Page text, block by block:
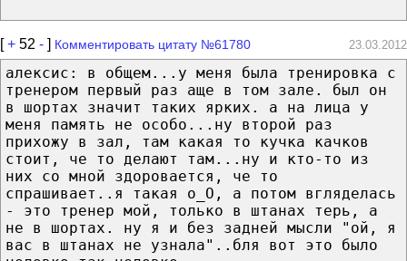
[+ 52 - ] Комментировать цитату №61780 23.03.2012
алексис: в общем...у меня была тренировка с
тренером первый раз аще в том зале. был он
в шортах значит таких ярких. а на лица у
меня память не особо...ну второй раз
прихожу в зал, там какая то кучка качков
стоит, че то делают там...ну и кто-то из
них со мной здоровается, че то
спрашивает..я такая о_О, а потом вгляделась
- это тренер мой, только в штанах терь, а
не в шортах. ну я и без задней мысли "ой, я
вас в штанах не узнала"..бля вот это было